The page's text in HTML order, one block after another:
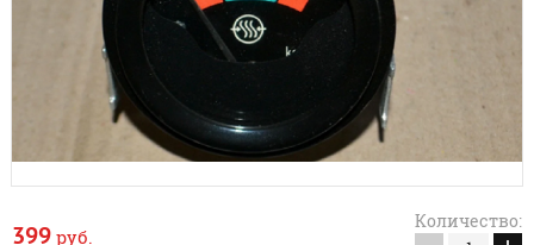
399 руб.
Количество: